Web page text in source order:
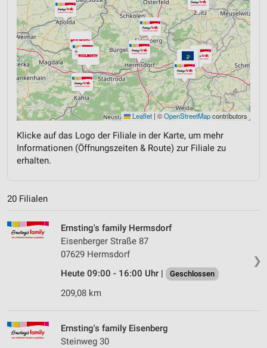
Leaflet | ©OpenStreetMapcontributors
Klicke auf das Logo der Filiale in der Karte, um mehr
Informationen (Öffnungszeiten & Route) zur Filiale zu
erhalten.
20 Filialen
❯
Ernsting's family Hermsdorf
Eisenberger Straße 87
07629 Hermsdorf
Heute 09:00 - 16:00 Uhr |
Geschlossen
209,08 km
Ernsting's family Eisenberg
Steinweg 30